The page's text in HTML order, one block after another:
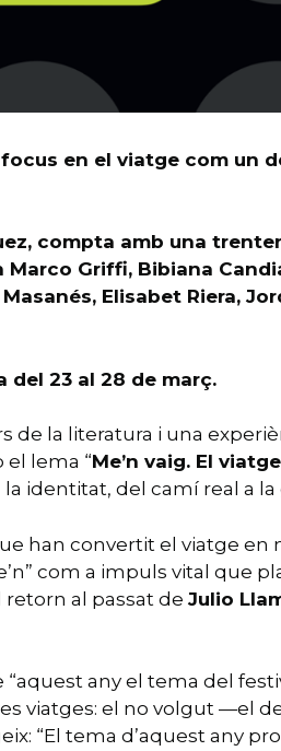
en el viatge com un
compta amb una
Griffi, Bibiana
Elisabet Riera,
del 23 al 28 de març.
de la literatura i una
el lema “Me’n vaig. El
identitat, del camí real a
han convertit el viatge en
com a impuls vital que
al passat de Julio
“aquest any el tema del
viatges: el no volgut —el
“El tema d’aquest any